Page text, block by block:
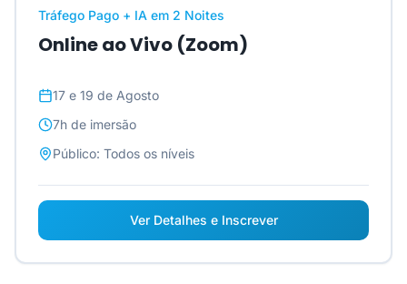
Tráfego Pago + IA em 2 Noites
Online ao Vivo (Zoom)
17 e 19 de Agosto
7h de imersão
Público: Todos os níveis
Ver Detalhes e Inscrever